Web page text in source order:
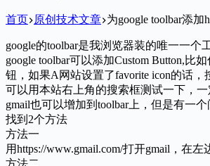
首页 原创技术文章 为google toolbar添加
google的toolbar是我浏览器装的唯一一个
google toolbar可以添加Custom Button,
钮，如果A网站设置了favorite icon的话
可以用本站右上角的搜索框测试一下，一
gmail也可以增加到toolbar上，但是有一
找到2个方法
方法一
用https://www.gmail.com/打开gmail，在
方法二